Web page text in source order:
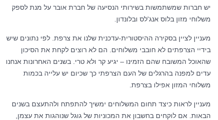
יש חברות שמשתמשות בשירותי הנסיעה של חברת אובר על מנת לספק
משלוחי מזון בלוס אנג'לס ובלונדון.
מעניין לציין בסקירה ההיסטורית-עדכנית שלנו את צרפת. לפי נתונים שיש
בידיי הצרפתים לא חובבי משלוחים. הם לא רוצים לקחת את הסיכון
שהאוכל המשובח שהם הזמינו – יגיע קר ולא טרי. בשנים האחרונות אנחנו
עדים למפנה בהרגלים של העם הצרפתי כך שכיום יש עלייה בכמות
משלוחי המזון אפילו בצרפת.
מעניין לראות כיצד תחום המשלוחים ימשיך להתפתח ולהתעצם בשנים
הבאות. אם לוקחים בחשבון את המכוניות של גוגל שנוהגות את עצמן,